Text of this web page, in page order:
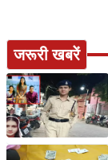
जरूरी खबरें